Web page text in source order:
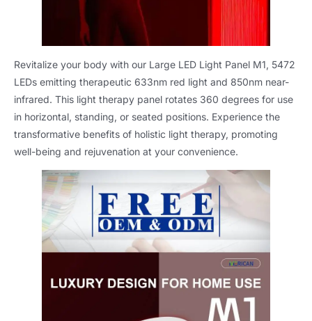
Revitalize your body with our Large LED Light Panel M1, 5472
LEDs emitting therapeutic 633nm red light and 850nm near-
infrared. This light therapy panel rotates 360 degrees for use
in horizontal, standing, or seated positions. Experience the
transformative benefits of holistic light therapy, promoting
well-being and rejuvenation at your convenience.